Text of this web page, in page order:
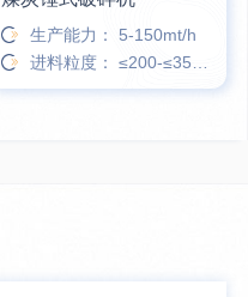
生产能力： 5-150mt/h